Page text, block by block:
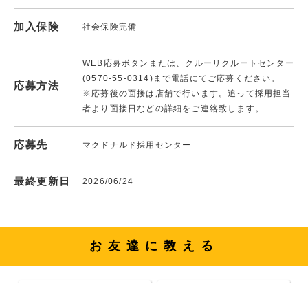
加入保険 社会保険完備
応募方法
WEB応募ボタンまたは、クルーリクルートセンター
(0570-55-0314)まで電話にてご応募ください。
※応募後の面接は店舗で行います。追って採用担当
者より面接日などの詳細をご連絡致します。
応募先 マクドナルド採用センター
最終更新日 2026/06/24
お友達に教える